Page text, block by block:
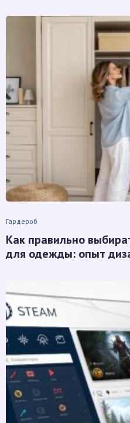
Гардероб
Как правильно
для одежды: опыт